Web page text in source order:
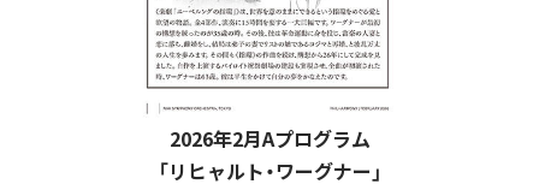
2026年2月Aプログラム
「リヒャルト・ワーグナー」